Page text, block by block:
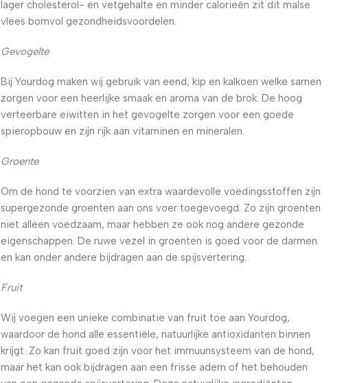
lager cholesterol- en vetgehalte en minder calorieën zit dit malse
vlees bomvol gezondheidsvoordelen.
Gevogelte
Bij Yourdog maken wij gebruik van eend, kip en kalkoen welke samen
zorgen voor een heerlijke smaak en aroma van de brok. De hoog
verteerbare eiwitten in het gevogelte zorgen voor een goede
spieropbouw en zijn rijk aan vitaminen en mineralen.
Groente
Om de hond te voorzien van extra waardevolle voedingsstoffen zijn
supergezonde groenten aan ons voer toegevoegd. Zo zijn groenten
niet alleen voedzaam, maar hebben ze ook nog andere gezonde
eigenschappen. De ruwe vezel in groenten is goed voor de darmen
en kan onder andere bijdragen aan de spijsvertering.
Fruit
Wij voegen een unieke combinatie van fruit toe aan Yourdog,
waardoor de hond alle essentiële, natuurlijke antioxidanten binnen
krijgt. Zo kan fruit goed zijn voor het immuunsysteem van de hond,
maar het kan ook bijdragen aan een frisse adem of het behouden